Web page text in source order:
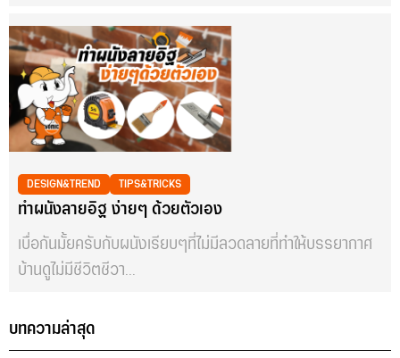
DESIGN&TREND TIPS&TRICKS
ทำผนังลายอิฐ ง่ายๆ ด้วยตัวเอง
เบื่อกันมั้ยครับกับผนังเรียบๆที่ไม่มีลวดลายที่ทำให้บรรยากาศ
บ้านดูไม่มีชีวิตชีวา...
บทความล่าสุด